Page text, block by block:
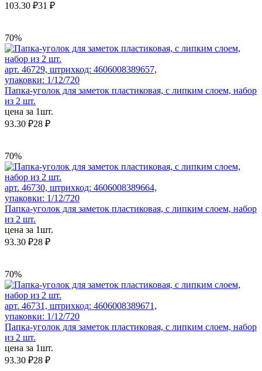
103.30 ₽31 ₽
70%
арт. 46729, штрихкод: 4606008389657,
упаковки: 1/12/720
Папка-уголок для заметок пластиковая, с липким слоем, набор
из 2 шт.
цена за 1шт.
93.30 ₽28 ₽
70%
арт. 46730, штрихкод: 4606008389664,
упаковки: 1/12/720
Папка-уголок для заметок пластиковая, с липким слоем, набор
из 2 шт.
цена за 1шт.
93.30 ₽28 ₽
70%
арт. 46731, штрихкод: 4606008389671,
упаковки: 1/12/720
Папка-уголок для заметок пластиковая, с липким слоем, набор
из 2 шт.
цена за 1шт.
93.30 ₽28 ₽